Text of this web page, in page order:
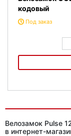
кодовый
Под заказ
Велозамок Pulse
в интернет-